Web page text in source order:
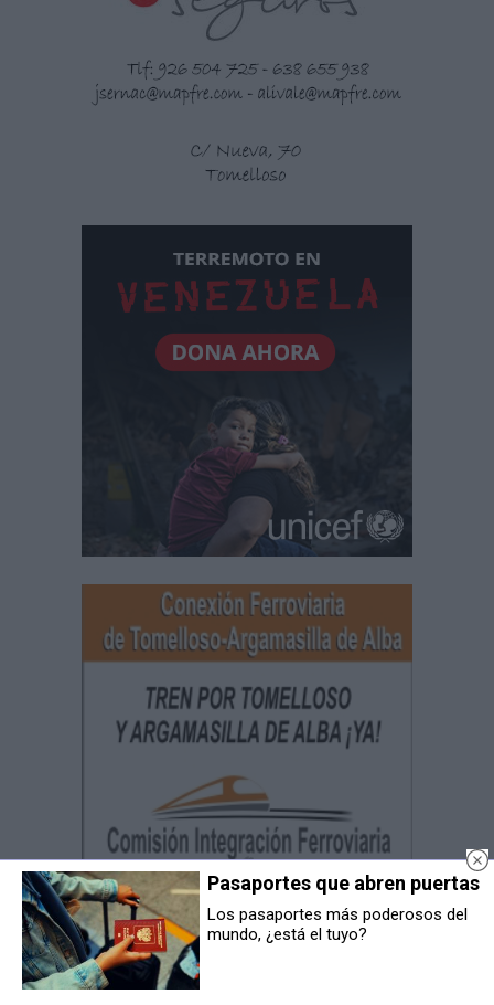
Pasaportes que abren puertas
Los pasaportes más poderosos del
mundo, ¿está el tuyo?